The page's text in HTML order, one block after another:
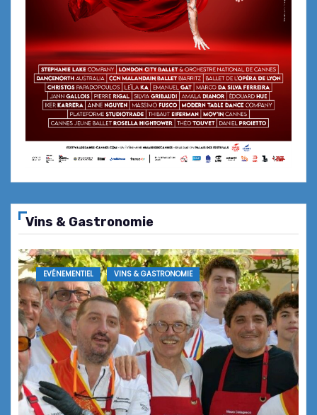
Nikki Beach Global annonce le
lancement de sa nouvelle marque,
Lucia Cannes
27ème Kermesse aux Poissons … le
meilleur de la mer est au « coup
27ème Kermesse aux Poissons de
Théoule-sur-Mer & Rallye Kermesse
Bienvenido à la soirée
d’inauguration du restaurant
mexicain Tigermilk à Nice
Vins & Gastronomie
EVÉNEMENTIEL VINS & GASTRONOMIE